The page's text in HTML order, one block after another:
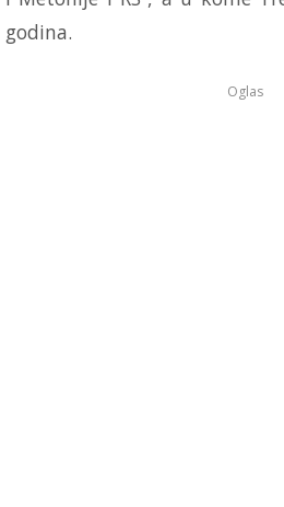
godina.
Oglas